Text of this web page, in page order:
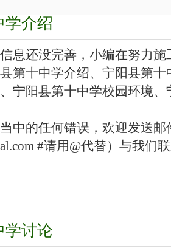
学介绍
息还没完善，小编在努力施
第十中学介绍、宁阳县第
宁阳县第十中学校园环境
中的任何错误，欢迎发送邮
#请用@代替）与我们
学讨论